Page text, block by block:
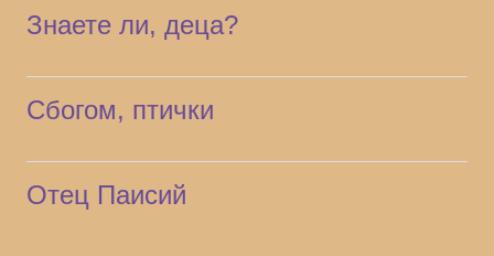
Знаете ли, деца?
Сбогом, птички
Отец Паисий